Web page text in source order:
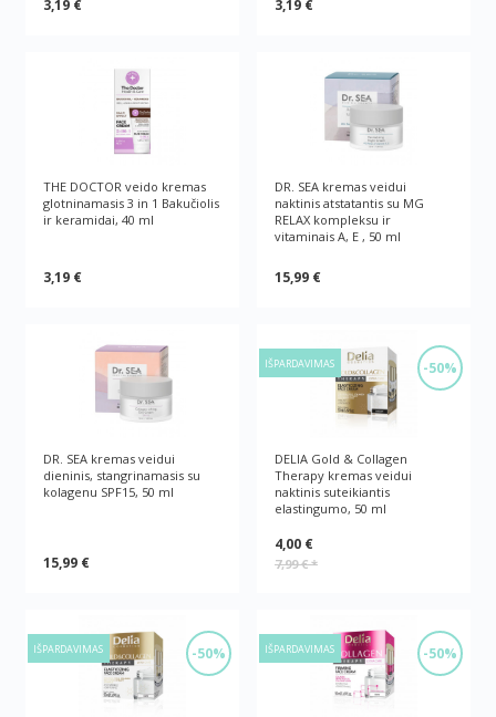
3,19 € 3,19 €
THE DOCTOR veido kremas
glotninamasis 3 in 1 Bakučiolis
ir keramidai, 40 ml
3,19 €
DR. SEA kremas veidui
naktinis atstatantis su MG
RELAX kompleksu ir
vitaminais A, E , 50 ml
15,99 €
DR. SEA kremas veidui
dieninis, stangrinamasis su
kolagenu SPF15, 50 ml
15,99 €
-50%
IŠPARDAVIMAS
DELIA Gold & Collagen
Therapy kremas veidui
naktinis suteikiantis
elastingumo, 50 ml
4,00 €
7,99 €*
-50%
IŠPARDAVIMAS -50%
IŠPARDAVIMAS